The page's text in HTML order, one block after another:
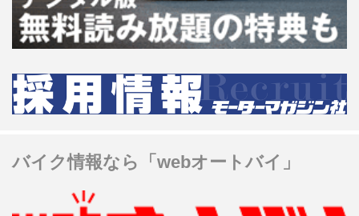
バイク情報なら「webオートバイ」